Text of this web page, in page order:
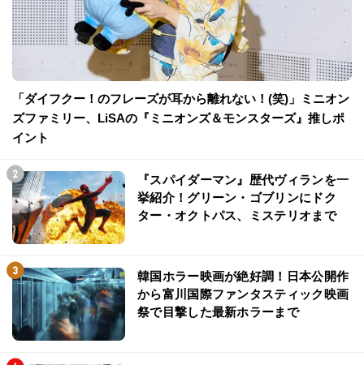
「ダイフクー！のフレーズが耳から離れない！(笑)」ミニオン
ズファミリー、LiSAの『ミニオンズ＆モンスターズ』推しポ
イント
『スパイダーマン』歴代ヴィランを一
挙紹介！グリーン・ゴブリンにドク
ター・オクトパス、ミステリオまで
韓国ホラー映画が絶好調！日本公開作
から富川国際ファンタスティック映画
祭で目撃した最新ホラーまで